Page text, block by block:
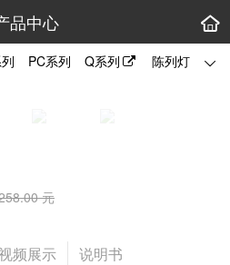
品中心
PC系列 Q系列 陈列灯 拼
元
频展示 说明书